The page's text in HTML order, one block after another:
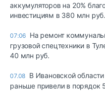
аккумуляторов на 20%
инвестициям в 380 млн руб.
07:06 На ремонт
грузовой спецтехники в
40 млн руб.
07.08 В Ивановской области
раньше привели в порядок